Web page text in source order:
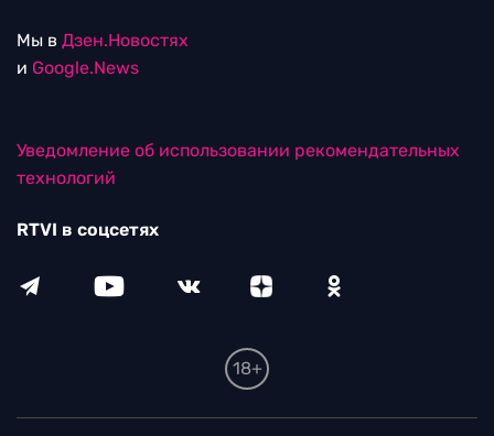
Мы в Дзен.Новостях
и Google.News
Уведомление об использовании рекомендательных
технологий
RTVI в соцсетях
18+